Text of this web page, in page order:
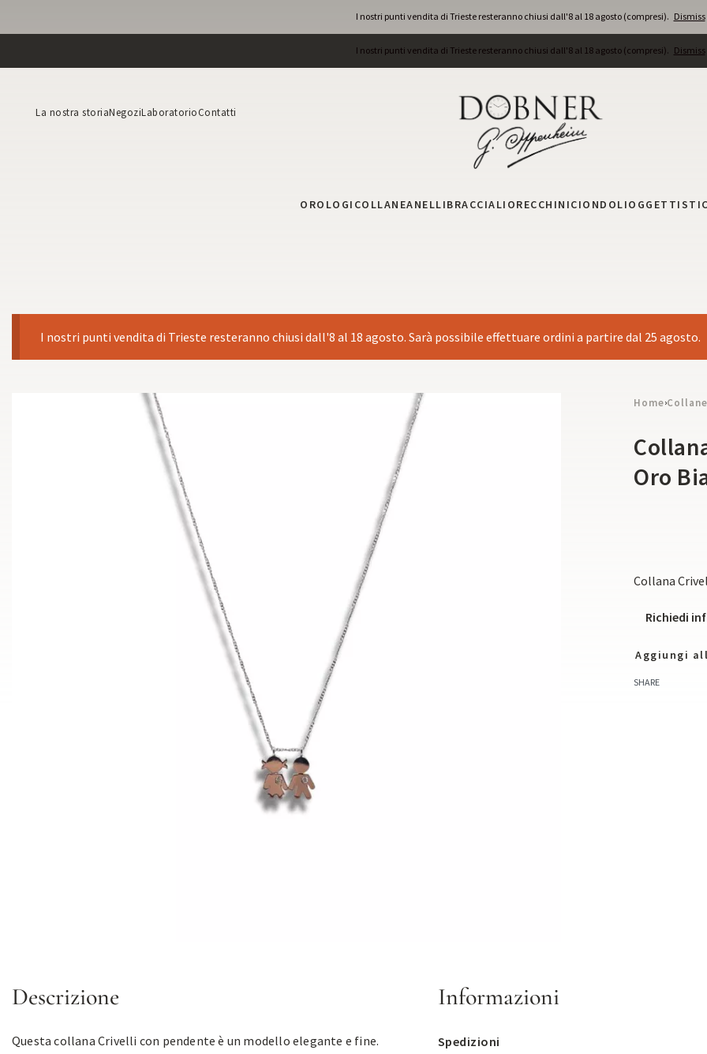
I nostri punti vendita di Trieste resteranno chiusi dall'8 al 18 agosto (compresi). Dismiss
I nostri punti vendita di Trieste resteranno chiusi dall'8 al 18 agosto (compresi). Dismiss
La nostra storiaNegoziLaboratorioContatti
OROLOGI COLLANEANELLIBRACCIALI ORECCHINICIONDOLI
I nostri punti vendita di Trieste resteranno chiusi dall'8 al 18 agosto. Sarà possibile effettuare ordini a partire dal 25 agosto.
Home›
Oro
Collana
Richiedi
Aggiungi
SHARE
Descrizione
Questa collana Crivelli con pendente è un modello elegante e fine.
Informazioni
Spedizioni